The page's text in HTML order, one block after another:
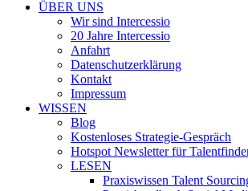
ÜBER UNS
Wir sind Intercessio
20 Jahre Intercessio
Anfahrt
Datenschutzerklärung
Kontakt
Impressum
WISSEN
Blog
Kostenloses Strategie-Gespräch
Hotspot Newsletter für
LESEN
Praxiswissen Talent